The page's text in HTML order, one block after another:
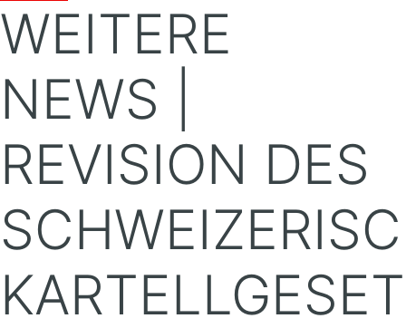
WEITERE
NEWS |
REVISION DES